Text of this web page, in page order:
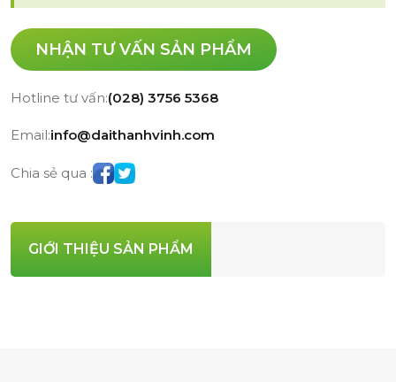
NHẬN TƯ VẤN SẢN PHẨM
Hotline tư vấn:(028) 3756 5368
Email:info@daithanhvinh.com
Chia sẻ qua :
GIỚI THIỆU SẢN PHẨM